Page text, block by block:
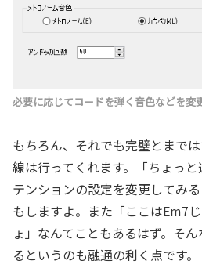
必要に応じてコードを弾く音色などを変
もちろん、それでも完璧とまで
線は行ってくれます。「ちょっ
テンションの設定を変更してみ
もしますよ。また「ここはEm7
ょ」なんてこともあるはず。そ
るというのも融通の利く点です。